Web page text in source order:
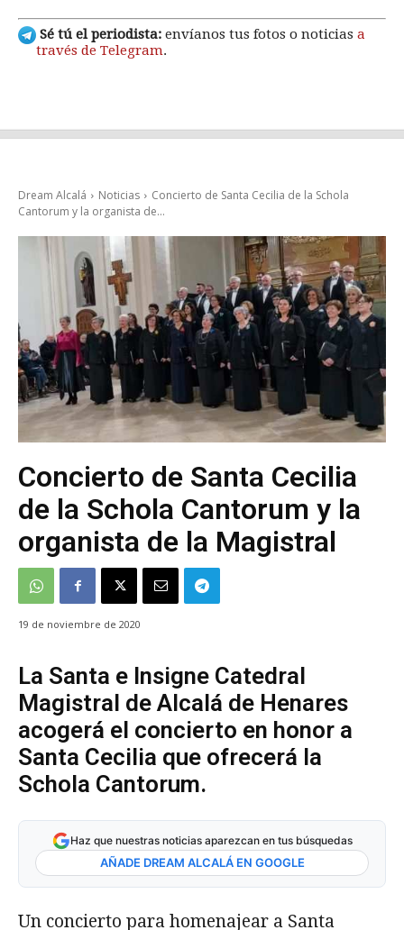
Sé tú el periodista: envíanos tus fotos o noticias a
través de Telegram.